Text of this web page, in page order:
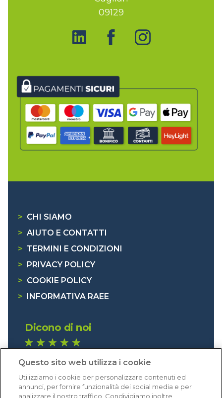
09129
> CHI SIAMO
> AIUTO E CONTATTI
> TERMINI E CONDIZIONI
>
PRIVACY POLICY
> COOKIE POLICY
>
INFORMATIVA RAEE
Dicono di noi
Eccellente (4,8)
Acquisti verificati
Questo sito web utilizza i cookie
Utilizziamo i cookie per personalizzare contenuti ed
annunci, per fornire funzionalità dei social media e per
analizzare il nostro traffico. Condividiamo inoltre